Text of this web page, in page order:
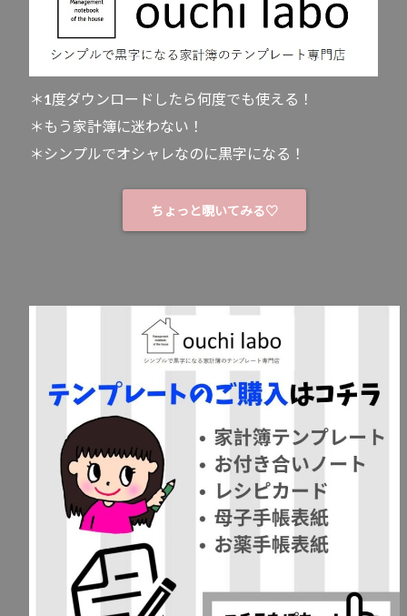
＊1度ダウンロードしたら何度でも使える！
＊もう家計簿に迷わない！
＊シンプルでオシャレなのに黒字になる！
ちょっと覗いてみる♡